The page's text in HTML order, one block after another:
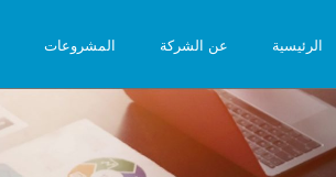
الرئيسية عن الشركة المشروعات